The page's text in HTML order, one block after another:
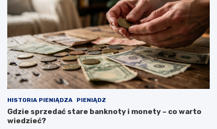
HISTORIA PIENIĄDZA PIENIĄDZ
Gdzie sprzedać stare banknoty i monety – co warto
wiedzieć?